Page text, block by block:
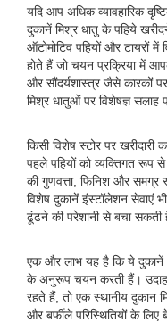
यदि आप अधिक व्यावहारिक
दुकानें मिश्र धातु के पहिये
ऑटोमोटिव पहियों और टायरों
होते हैं जो चयन प्रक्रिया में
और सौंदर्यशास्त्र जैसे कारकों
मिश्र धातुओं पर विशेषज्ञ
किसी विशेष स्टोर पर
पहले पहियों को व्यक्तिगत रूप
की गुणवत्ता, फिनिश और
विशेष दुकानें इंस्टॉलेशन सेवाएं
ढूंढने की परेशानी से बचा सकती
एक और लाभ यह है कि ये दुकानें
के अनुरूप चयन करती हैं।
रहते हैं, तो एक स्थानीय दुकान
और बर्फीले परिस्थितियों के